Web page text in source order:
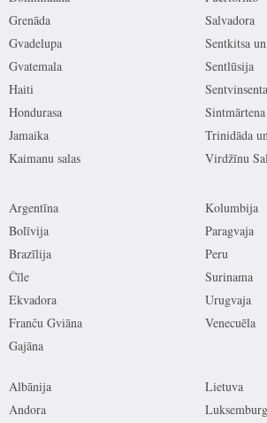
Grenāda
Gvadelupa
Gvatemala
Haiti
Hondurasa
Jamaika
Kaimanu salas
Salvadora
Sentkitsa
Sentlūsija
Sentvinsenta
Sintmārtena
Trinidāda
Virdžīnu
Argentīna
Bolīvija
Brazīlija
Čīle
Ekvadora
Franču Gviāna
Gajāna
Kolumbija
Paragvaja
Peru
Surinama
Urugvaja
Venecuēla
Albānija
Andora
Lietuva